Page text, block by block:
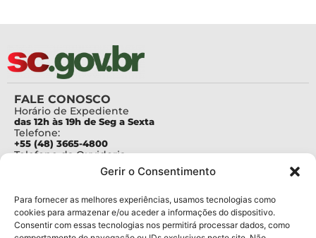
Gerir o Consentimento
Para fornecer as melhores experiências, usamos tecnologias como
cookies para armazenar e/ou aceder a informações do dispositivo.
Consentir com essas tecnologias nos permitirá processar dados, como
FALE CONOSCO
Horário de Expediente
das 12h às 19h de Seg a Sexta
Telefone:
+55 (48) 3665-4800
Telefone da Ouvidoria
Para assuntos relacionados à Pesquisa
pesquisa@fapesc.sc.gov.br
Para assuntos relacionados à Inovação
inovacao@fapesc.sc.gov.br